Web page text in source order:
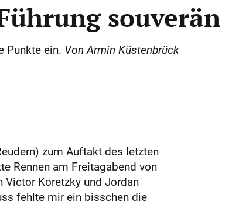
souverän
Punkte ein. Von Armin Küstenbrück
zum Auftakt des letzten
Rennen am Freitagabend von
Victor Koretzky und Jordan
fehlte mir ein bisschen die